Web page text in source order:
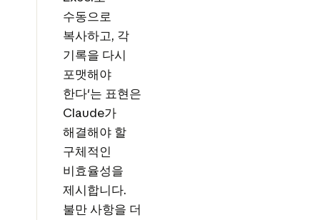
수동으로
복사하고, 각
기록을 다시
포맷해야
한다'는 표현은
Claude가
해결해야 할
구체적인
비효율성을
제시합니다.
불만 사항을 더